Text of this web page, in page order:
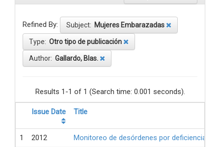
Refined By: Subject: Mujeres Embarazadas
Type: Otro tipo de publicación
Author: Gallardo, Blas.
Results 1-1 of 1 (Search time: 0.001 seconds).
Issue Date Title
1 2012 Monitoreo de desórdenes por deficiencia